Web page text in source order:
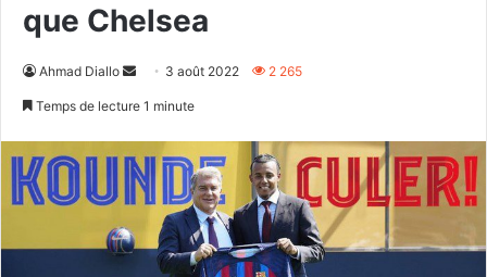
que Chelsea
Ahmad Diallo
Envoyer3 août 2022 2 265
Temps de lecture 1 minute